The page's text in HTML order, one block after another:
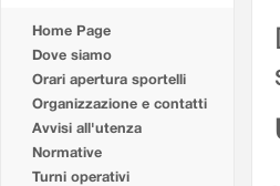
Home Page
Dove siamo
Orari apertura sportelli
Organizzazione e contatti
Avvisi all'utenza
Normative
Turni operativi